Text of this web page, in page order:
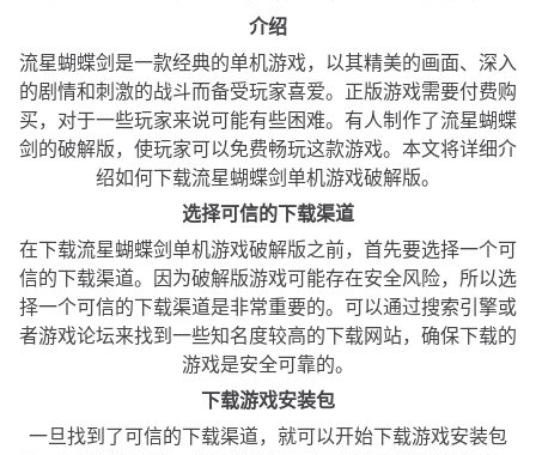
介绍
流星蝴蝶剑是一款经典的单机游戏，以其精美的画面、深入
的剧情和刺激的战斗而备受玩家喜爱。正版游戏需要付费购
买，对于一些玩家来说可能有些困难。有人制作了流星蝴蝶
剑的破解版，使玩家可以免费畅玩这款游戏。本文将详细介
绍如何下载流星蝴蝶剑单机游戏破解版。
选择可信的下载渠道
在下载流星蝴蝶剑单机游戏破解版之前，首先要选择一个可
信的下载渠道。因为破解版游戏可能存在安全风险，所以选
择一个可信的下载渠道是非常重要的。可以通过搜索引擎或
者游戏论坛来找到一些知名度较高的下载网站，确保下载的
游戏是安全可靠的。
下载游戏安装包
一旦找到了可信的下载渠道，就可以开始下载游戏安装包